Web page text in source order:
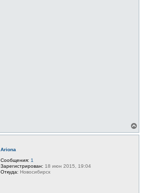
е
Ariona
Сообщения: 1
Зарегистрирован: 18 июн 2015, 19:04
Откуда: Новосибирск